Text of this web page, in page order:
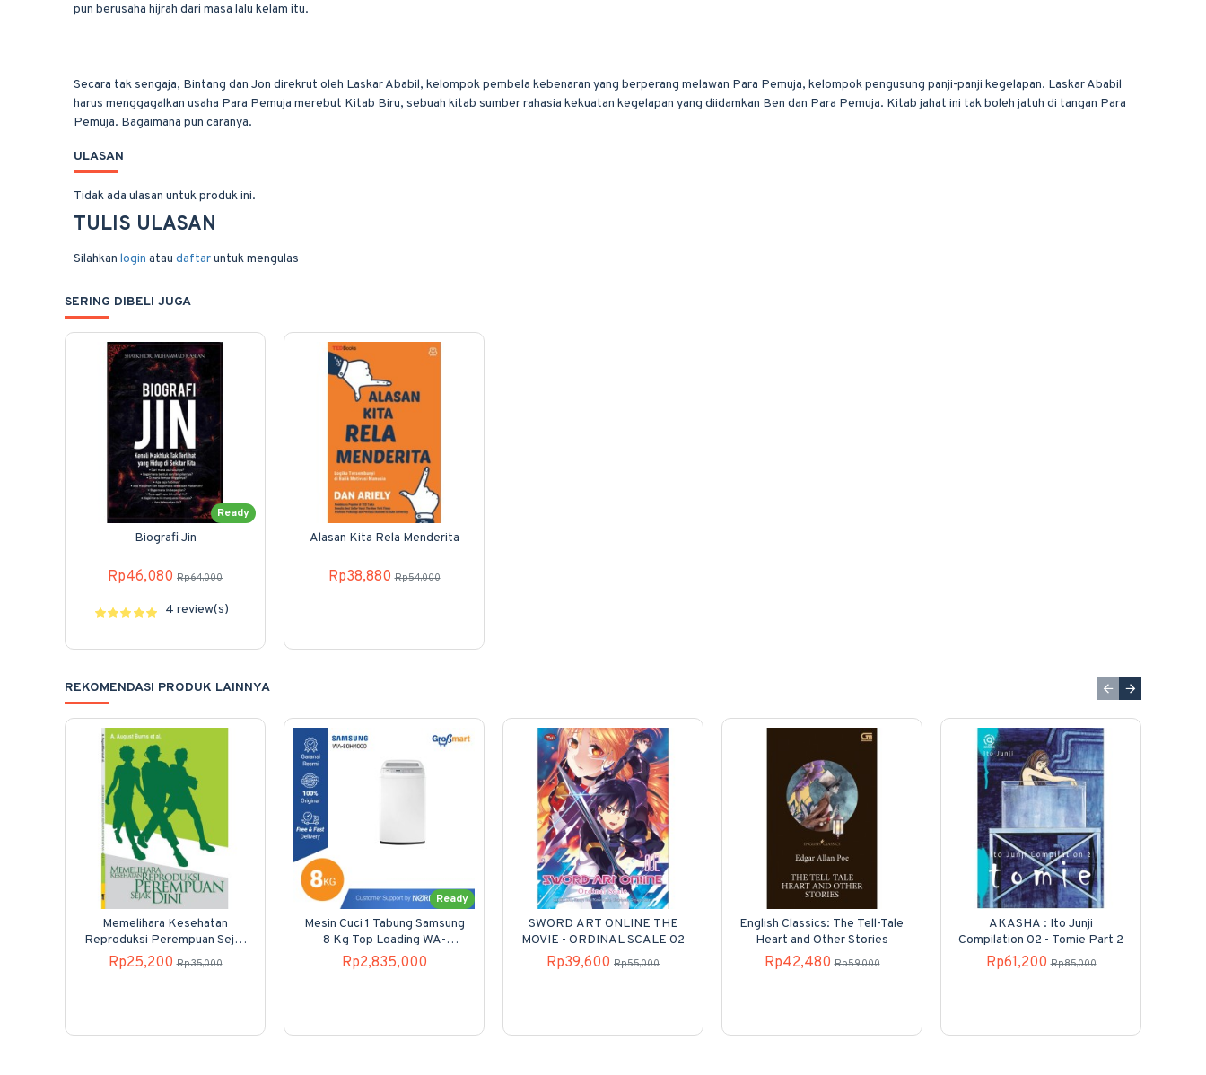
pun berusaha hijrah dari masa lalu kelam itu.
Secara tak sengaja, Bintang dan Jon direkrut oleh Laskar Ababil, kelompok pembela kebenaran yang berperang melawan Para Pemuja, kelompok pengusung panji-panji kegelapan. Laskar Ababil
harus menggagalkan usaha Para Pemuja merebut Kitab Biru, sebuah kitab sumber rahasia kekuatan kegelapan yang diidamkan Ben dan Para Pemuja. Kitab jahat ini tak boleh jatuh di tangan Para
Pemuja. Bagaimana pun caranya.
ULASAN
Tidak ada ulasan untuk produk ini.
TULIS ULASAN
Silahkan login atau daftaruntuk mengulas
SERING DIBELI JUGA
Ready
Biografi Jin
Rp46,080 Rp64,000
4 review(s)
Alasan Kita Rela Menderita
Rp38,880 Rp54,000
REKOMENDASI PRODUK LAINNYA
Memelihara Kesehatan
Reproduksi Perempuan Sejak
Dini
Rp25,200 Rp35,000
Ready
Mesin Cuci 1 Tabung Samsung
8 Kg Top Loading WA-
80H4000
Rp2,835,000
SWORD ART ONLINE THE
MOVIE - ORDINAL SCALE 02
Rp39,600 Rp55,000
English Classics: The Tell-Tale
Heart and Other Stories
Rp42,480 Rp59,000
AKASHA : Ito Junji
Compilation 02 - Tomie Part 2
Rp61,200 Rp85,000